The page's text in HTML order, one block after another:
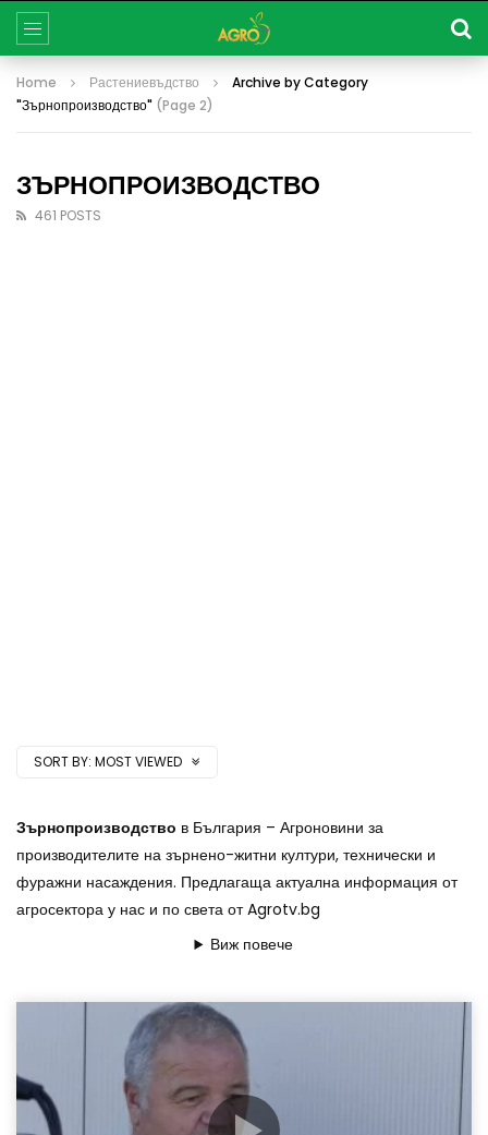
Home Растениевъдство
Archive by Category
"Зърнопроизводство" (Page 2)
ЗЪРНОПРОИЗВОДСТВО
461 POSTS
SORT BY: MOST VIEWED
Зърнопроизводство в България – Агроновини за
производителите на зърнено-житни култури, технически и
фуражни насаждения. Предлагаща актуална информация от
агросектора у нас и по света от Agrotv.bg
Виж повече